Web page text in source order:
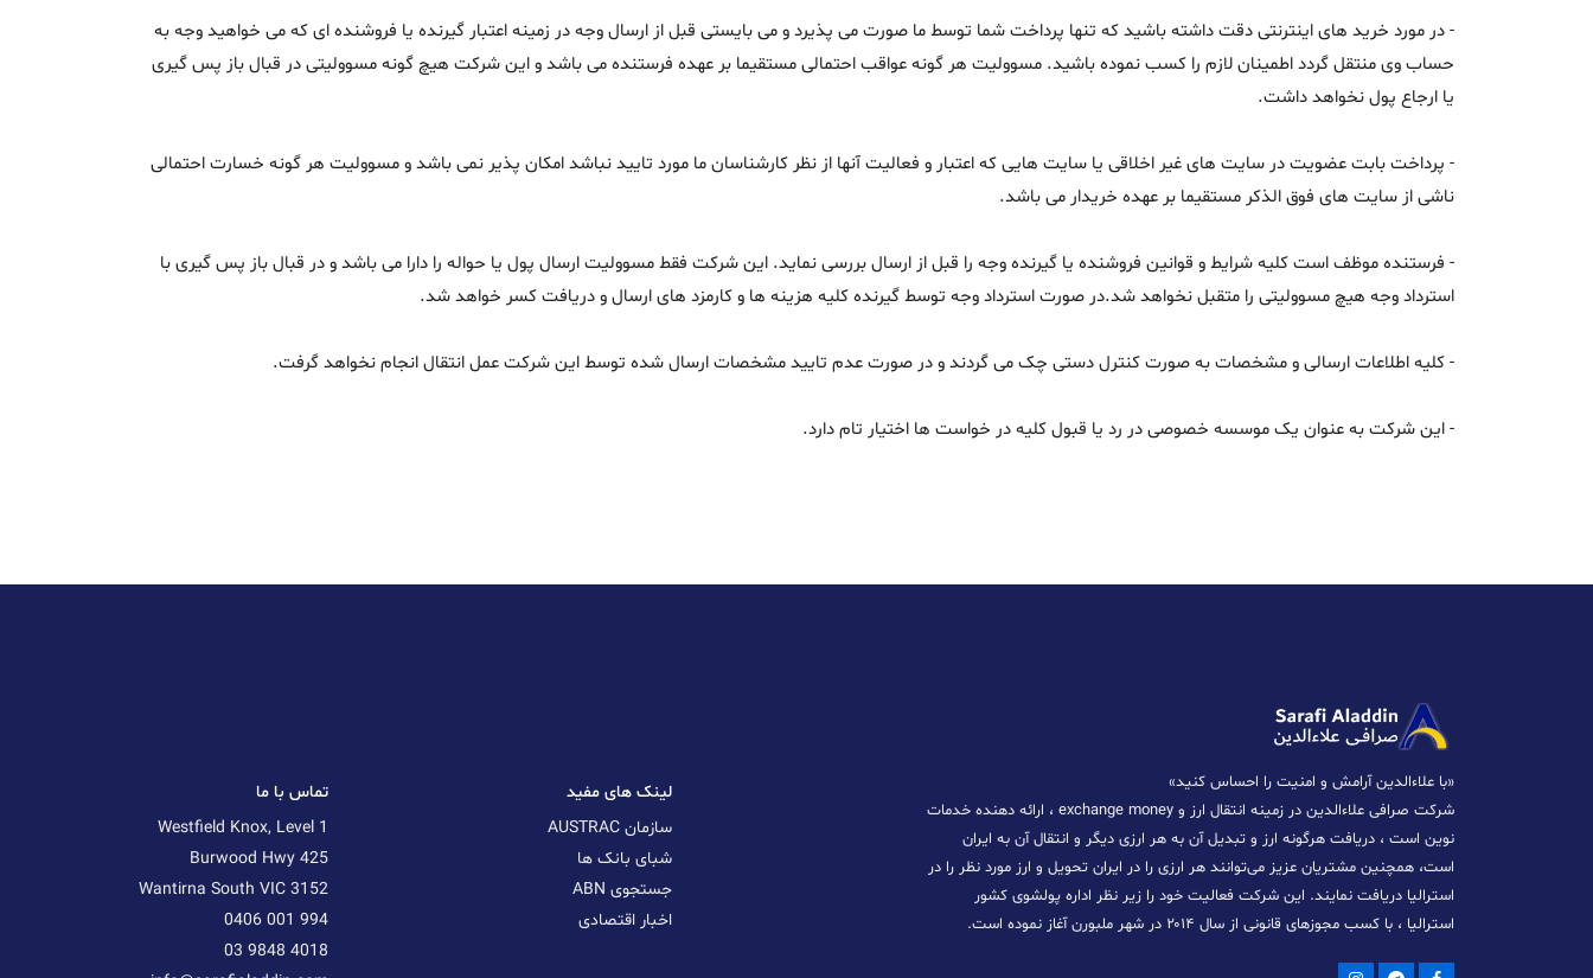
- در مورد خرید های اینترنتی دقت داشته باشید که تنها پرداخت شما توسط ما صورت می پذیرد و می بایستی قبل از ارسال وجه در زمینه اعتبار گیرنده یا فروشنده ای که می خواهید وجه به
حساب وی منتقل گردد اطمینان لازم را کسب نموده باشید. مسوولیت هر گونه عواقب احتمالی مستقیما بر عهده فرستنده می باشد و این شرکت هیچ گونه مسوولیتی در قبال باز پس گیری
یا ارجاع پول نخواهد داشت.
- پرداخت بابت عضویت در سایت های غیر اخلاقی یا سایت هایی که اعتبار و فعالیت آنها از نظر کارشناسان ما مورد تایید نباشد امکان پذیر نمی باشد و مسوولیت هر گونه خسارت احتمالی
ناشی از سایت های فوق الذکر مستقیما بر عهده خریدار می باشد.
- فرستنده موظف است کلیه شرایط و قوانین فروشنده یا گیرنده وجه را قبل از ارسال بررسی نماید. این شرکت فقط مسوولیت ارسال پول یا حواله را دارا می باشد و در قبال باز پس گیری با
استرداد وجه هیچ مسوولیتی را متقبل نخواهد شد.در صورت استرداد وجه توسط گیرنده کلیه هزینه ها و کارمزد های ارسال و دریافت کسر خواهد شد.
- کلیه اطلاعات ارسالی و مشخصات به صورت کنترل دستی چک می گردند و در صورت عدم تایید مشخصات ارسال شده توسط این شرکت عمل انتقال انجام نخواهد گرفت.
- این شرکت به عنوان یک موسسه خصوصی در رد یا قبول کلیه در خواست ها اختیار تام دارد.
«با علاءالدین آرامش و امنیت را احساس کنید»
شرکت صرافی علاءالدین در زمینه انتقال ارز و exchange money ، ارائه دهنده خدمات
نوین است ، دریافت هرگونه ارز و تبدیل آن به هر ارزی دیگر و انتقال آن به ایران
است، همچنین مشتریان عزیز می‌توانند هر ارزی را در ایران تحویل و ارز مورد نظر را در
استرالیا دریافت نمایند. این شرکت فعالیت خود را زیر نظر اداره پولشوی کشور
استرالیا ، با کسب مجوزهای قانونی از سال ۲۰۱۴ در شهر ملبورن آغاز نموده است.
لینک های مفید
سازمان AUSTRAC
شبای بانک ها
جستجوی ABN
اخبار اقتصادی
تماس با ما
Westfield Knox, Level 1
425 Burwood Hwy
Wantirna South VIC 3152
0406 001 994
03 9848 4018